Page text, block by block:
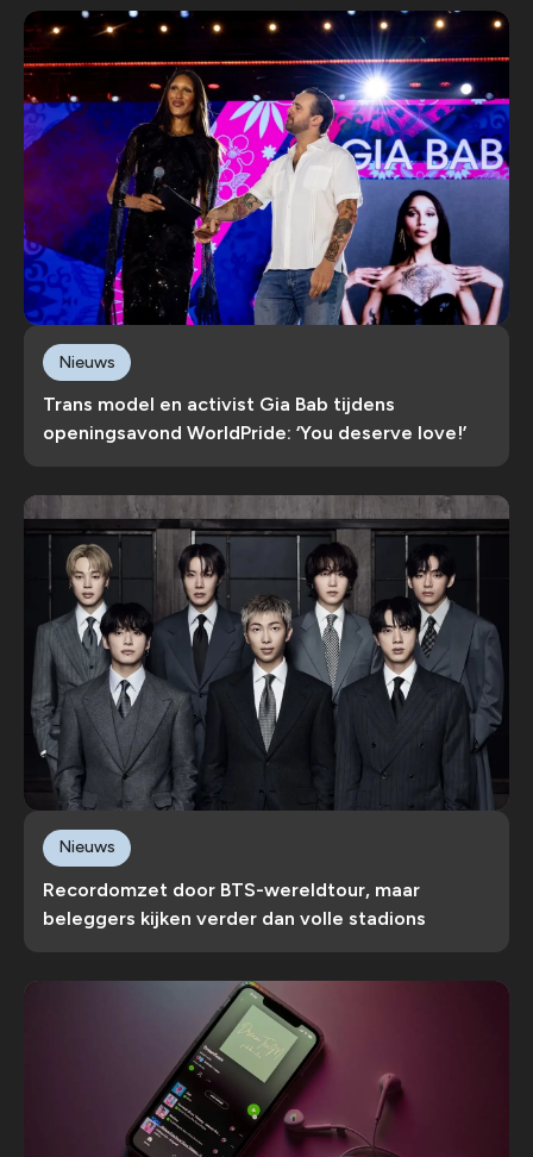
Trans model en activist Gia Bab tijdens
openingsavond WorldPride: ‘You deserve love!’
Nieuws
Recordomzet door BTS-wereldtour, maar
beleggers kijken verder dan volle stadions
Nieuws